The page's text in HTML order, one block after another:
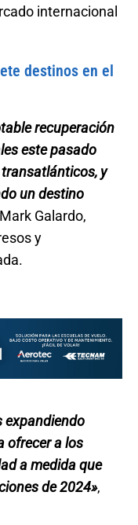
internacional
destinos en el
recuperación
este pasado
y
un destino
Galardo,
y
expandiendo
ofrecer a los
a medida que
de 2024»,